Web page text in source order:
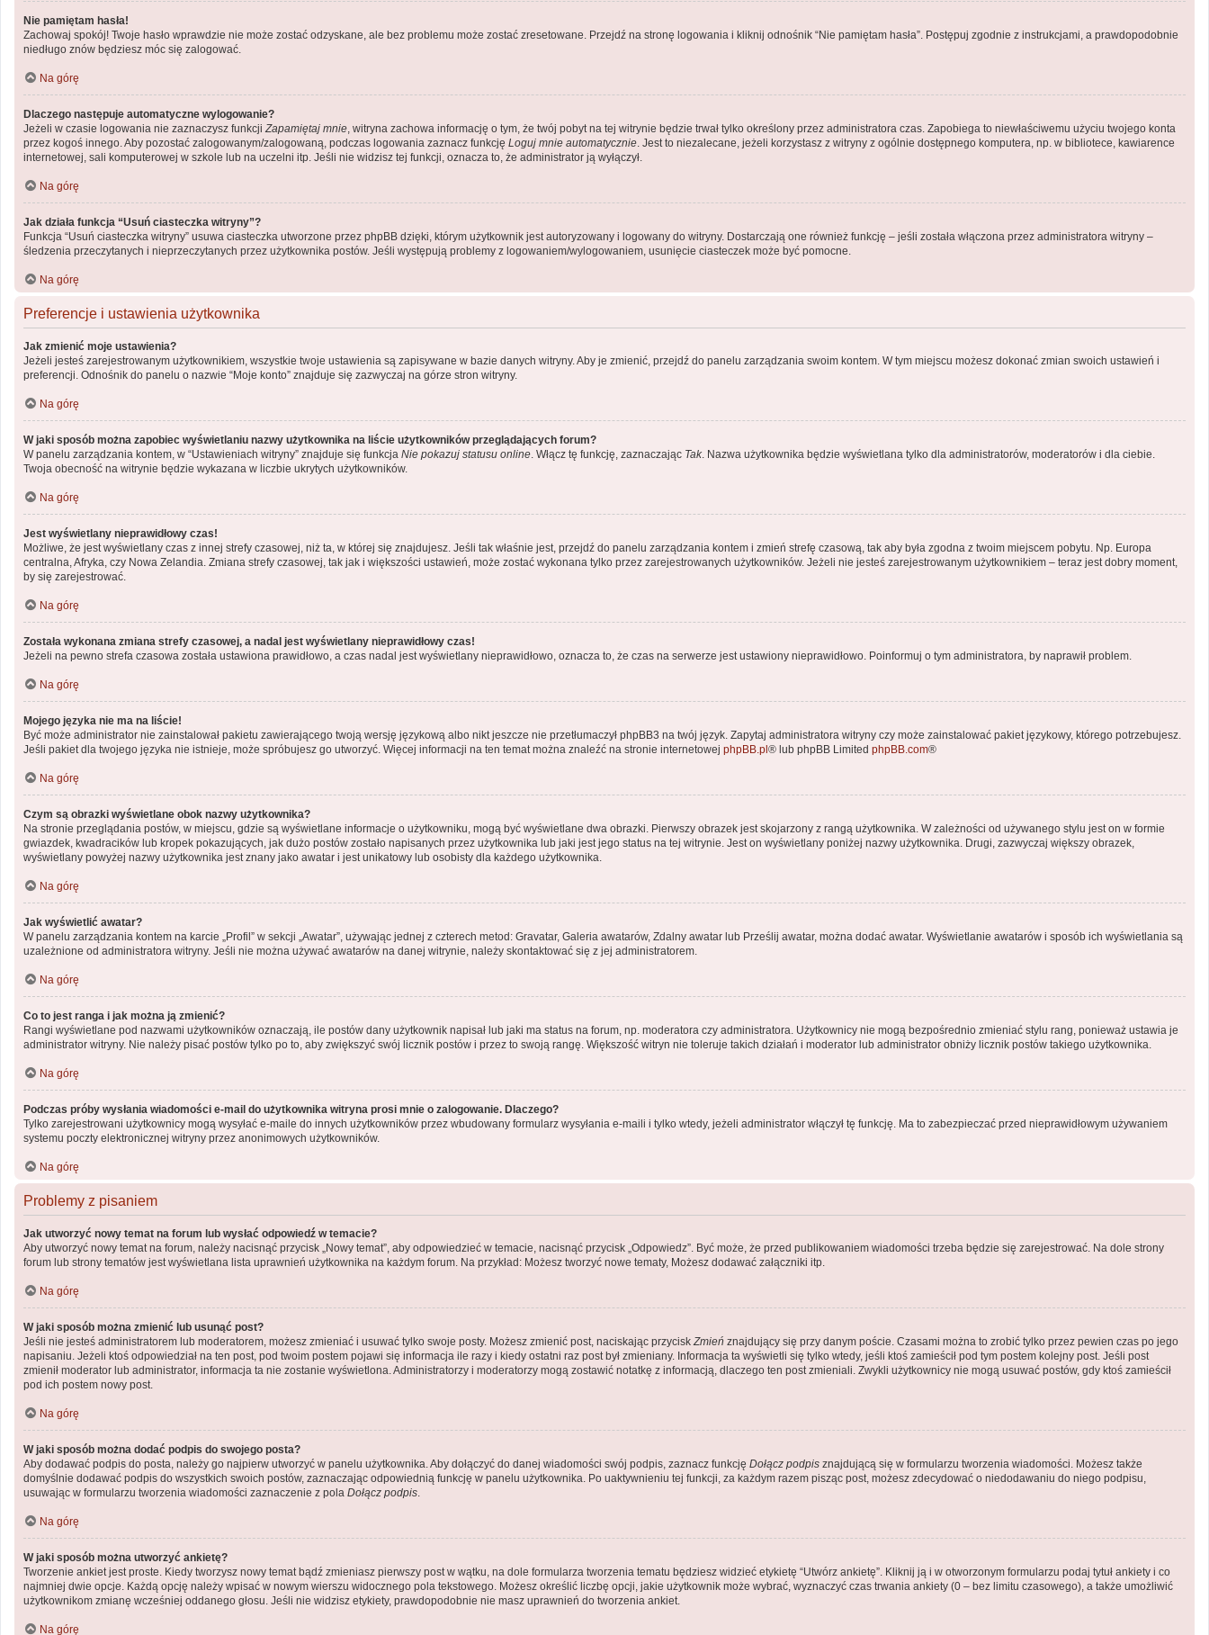
Nie pamiętam hasła!
Zachowaj spokój! Twoje hasło wprawdzie nie może zostać odzyskane, ale bez problemu może zostać zresetowane. Przejdź na stronę logowania i kliknij odnośnik “Nie pamiętam hasła”. Postępuj zgodnie z instrukcjami, a prawdopodobnie
niedługo znów będziesz móc się zalogować.
Na górę
Dlaczego następuje automatyczne wylogowanie?
Jeżeli w czasie logowania nie zaznaczysz funkcjiZapamiętaj mnie, witryna zachowa informację o tym, że twój pobyt na tej witrynie będzie trwał tylko określony przez administratora czas. Zapobiega to niewłaściwemu użyciu twojego konta
przez kogoś innego. Aby pozostać zalogowanym/zalogowaną, podczas logowania zaznacz funkcję Loguj mnie automatycznie. Jest to niezalecane, jeżeli korzystasz z witryny z ogólnie dostępnego komputera, np. w bibliotece, kawiarence
internetowej, sali komputerowej w szkole lub na uczelni itp. Jeśli nie widzisz tej funkcji, oznacza to, że administrator ją wyłączył.
Na górę
Jak działa funkcja “Usuń ciasteczka witryny”?
Funkcja “Usuń ciasteczka witryny” usuwa ciasteczka utworzone przez phpBB dzięki, którym użytkownik jest autoryzowany i logowany do witryny. Dostarczają one również funkcję – jeśli została włączona przez administratora witryny –
śledzenia przeczytanych i nieprzeczytanych przez użytkownika postów. Jeśli występują problemy z logowaniem/wylogowaniem, usunięcie ciasteczek może być pomocne.
Na górę
Preferencje i ustawienia użytkownika
Jak zmienić moje ustawienia?
Jeżeli jesteś zarejestrowanym użytkownikiem, wszystkie twoje ustawienia są zapisywane w bazie danych witryny. Aby je zmienić, przejdź do panelu zarządzania swoim kontem. W tym miejscu możesz dokonać zmian swoich ustawień i
preferencji. Odnośnik do panelu o nazwie “Moje konto” znajduje się zazwyczaj na górze stron witryny.
Na górę
W jaki sposób można zapobiec wyświetlaniu nazwy użytkownika na liście użytkowników przeglądających forum?
W panelu zarządzania kontem, w “Ustawieniach witryny” znajduje się funkcja Nie pokazuj statusu online. Włącz tę funkcję, zaznaczając Tak. Nazwa użytkownika będzie wyświetlana tylko dla administratorów, moderatorów i dla ciebie.
Twoja obecność na witrynie będzie wykazana w liczbie ukrytych użytkowników.
Na górę
Jest wyświetlany nieprawidłowy czas!
Możliwe, że jest wyświetlany czas z innej strefy czasowej, niż ta, w której się znajdujesz. Jeśli tak właśnie jest, przejdź do panelu zarządzania kontem i zmień strefę czasową, tak aby była zgodna z twoim miejscem pobytu. Np. Europa
centralna, Afryka, czy Nowa Zelandia. Zmiana strefy czasowej, tak jak i większości ustawień, może zostać wykonana tylko przez zarejestrowanych użytkowników. Jeżeli nie jesteś zarejestrowanym użytkownikiem – teraz jest dobry moment,
by się zarejestrować.
Na górę
Została wykonana zmiana strefy czasowej, a nadal jest wyświetlany nieprawidłowy czas!
Jeżeli na pewno strefa czasowa została ustawiona prawidłowo, a czas nadal jest wyświetlany nieprawidłowo, oznacza to, że czas na serwerze jest ustawiony nieprawidłowo. Poinformuj o tym administratora, by naprawił problem.
Na górę
Mojego języka nie ma na liście!
Być może administrator nie zainstalował pakietu zawierającego twoją wersję językową albo nikt jeszcze nie przetłumaczył phpBB3 na twój język. Zapytaj administratora witryny czy może zainstalować pakiet językowy, którego potrzebujesz.
Jeśli pakiet dla twojego języka nie istnieje, może spróbujesz go utworzyć. Więcej informacji na ten temat można znaleźć na stronie internetowej phpBB.pl ® lub phpBB Limited phpBB.com®
Na górę
Czym są obrazki wyświetlane obok nazwy użytkownika?
Na stronie przeglądania postów, w miejscu, gdzie są wyświetlane informacje o użytkowniku, mogą być wyświetlane dwa obrazki. Pierwszy obrazek jest skojarzony z rangą użytkownika. W zależności od używanego stylu jest on w formie
gwiazdek, kwadracików lub kropek pokazujących, jak dużo postów zostało napisanych przez użytkownika lub jaki jest jego status na tej witrynie. Jest on wyświetlany poniżej nazwy użytkownika. Drugi, zazwyczaj większy obrazek,
wyświetlany powyżej nazwy użytkownika jest znany jako awatar i jest unikatowy lub osobisty dla każdego użytkownika.
Na górę
Jak wyświetlić awatar?
W panelu zarządzania kontem na karcie „Profil” w sekcji „Awatar”, używając jednej z czterech metod: Gravatar, Galeria awatarów, Zdalny awatar lub Prześlij awatar, można dodać awatar. Wyświetlanie awatarów i sposób ich wyświetlania są
uzależnione od administratora witryny. Jeśli nie można używać awatarów na danej witrynie, należy skontaktować się z jej administratorem.
Na górę
Co to jest ranga i jak można ją zmienić?
Rangi wyświetlane pod nazwami użytkowników oznaczają, ile postów dany użytkownik napisał lub jaki ma status na forum, np. moderatora czy administratora. Użytkownicy nie mogą bezpośrednio zmieniać stylu rang, ponieważ ustawia je
administrator witryny. Nie należy pisać postów tylko po to, aby zwiększyć swój licznik postów i przez to swoją rangę. Większość witryn nie toleruje takich działań i moderator lub administrator obniży licznik postów takiego użytkownika.
Na górę
Podczas próby wysłania wiadomości e-mail do użytkownika witryna prosi mnie o zalogowanie. Dlaczego?
Tylko zarejestrowani użytkownicy mogą wysyłać e-maile do innych użytkowników przez wbudowany formularz wysyłania e-maili i tylko wtedy, jeżeli administrator włączył tę funkcję. Ma to zabezpieczać przed nieprawidłowym używaniem
systemu poczty elektronicznej witryny przez anonimowych użytkowników.
Na górę
Problemy z pisaniem
Jak utworzyć nowy temat na forum lub wysłać odpowiedź w temacie?
Aby utworzyć nowy temat na forum, należy nacisnąć przycisk „Nowy temat”, aby odpowiedzieć w temacie, nacisnąć przycisk „Odpowiedz”. Być może, że przed publikowaniem wiadomości trzeba będzie się zarejestrować. Na dole strony
forum lub strony tematów jest wyświetlana lista uprawnień użytkownika na każdym forum. Na przykład: Możesz tworzyć nowe tematy, Możesz dodawać załączniki itp.
Na górę
W jaki sposób można zmienić lub usunąć post?
Jeśli nie jesteś administratorem lub moderatorem, możesz zmieniać i usuwać tylko swoje posty. Możesz zmienić post, naciskając przyciskZmień znajdujący się przy danym poście. Czasami można to zrobić tylko przez pewien czas po jego
napisaniu. Jeżeli ktoś odpowiedział na ten post, pod twoim postem pojawi się informacja ile razy i kiedy ostatni raz post był zmieniany. Informacja ta wyświetli się tylko wtedy, jeśli ktoś zamieścił pod tym postem kolejny post. Jeśli post
zmienił moderator lub administrator, informacja ta nie zostanie wyświetlona. Administratorzy i moderatorzy mogą zostawić notatkę z informacją, dlaczego ten post zmieniali. Zwykli użytkownicy nie mogą usuwać postów, gdy ktoś zamieścił
pod ich postem nowy post.
Na górę
W jaki sposób można dodać podpis do swojego posta?
Aby dodawać podpis do posta, należy go najpierw utworzyć w panelu użytkownika. Aby dołączyć do danej wiadomości swój podpis, zaznacz funkcję Dołącz podpis znajdującą się w formularzu tworzenia wiadomości. Możesz także
domyślnie dodawać podpis do wszystkich swoich postów, zaznaczając odpowiednią funkcję w panelu użytkownika. Po uaktywnieniu tej funkcji, za każdym razem pisząc post, możesz zdecydować o niedodawaniu do niego podpisu,
usuwając w formularzu tworzenia wiadomości zaznaczenie z pola Dołącz podpis.
Na górę
W jaki sposób można utworzyć ankietę?
Tworzenie ankiet jest proste. Kiedy tworzysz nowy temat bądź zmieniasz pierwszy post w wątku, na dole formularza tworzenia tematu będziesz widzieć etykietę “Utwórz ankietę”. Kliknij ją i w otworzonym formularzu podaj tytuł ankiety i co
najmniej dwie opcje. Każdą opcję należy wpisać w nowym wierszu widocznego pola tekstowego. Możesz określić liczbę opcji, jakie użytkownik może wybrać, wyznaczyć czas trwania ankiety (0 – bez limitu czasowego), a także umożliwić
użytkownikom zmianę wcześniej oddanego głosu. Jeśli nie widzisz etykiety, prawdopodobnie nie masz uprawnień do tworzenia ankiet.
Na górę